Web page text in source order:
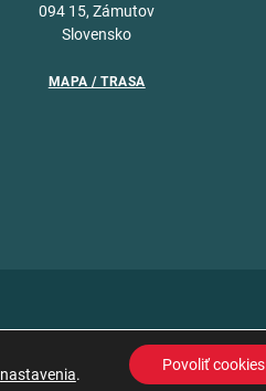
094 15, Zámutov
Slovensko
MAPA / TRASA
nastavenia.
Povoliť cookies